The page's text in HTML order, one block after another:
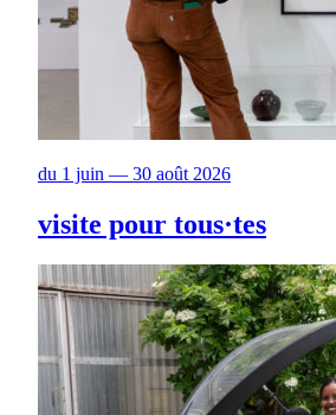
du 1 juin — 30 août 2026
visite pour tous·tes